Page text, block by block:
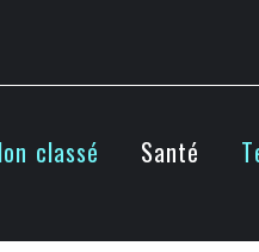
classé Santé